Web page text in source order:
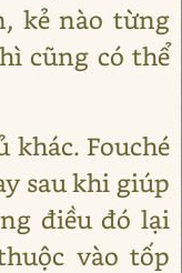
kẻ nào từng
cũng có thể
Fouché
sau khi giúp
điều đó lại
vào tốp